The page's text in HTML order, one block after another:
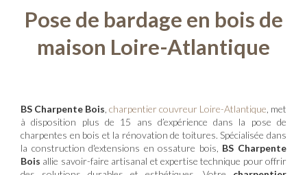
Pose de bardage en bois de
maison Loire-Atlantique
BS Charpente Bois charpentier couvreur Loire-Atlantique , met
à disposition plus de 15 ans d’expérience dans la pose de
charpentes en bois et la rénovation de toitures. Spécialisée dans
la construction d'extensions en ossature bois, BS Charpente
Bois allie savoir-faire artisanal et expertise technique pour offrir